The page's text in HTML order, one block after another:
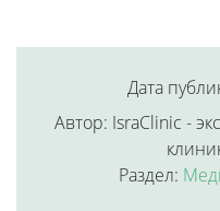
Дата
Автор: IsraClinic -
Раздел: